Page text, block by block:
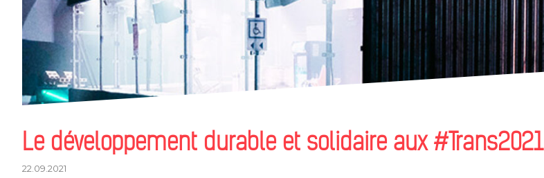
Le développement durable et solidaire aux #Trans2021
22.09.2021